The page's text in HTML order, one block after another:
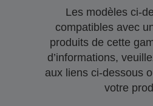
Les modèles ci-
compatibles avec
produits de cette
d’informations,
aux liens ci-dessous
votre